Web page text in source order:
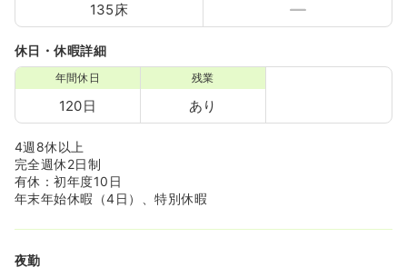
135床
休日・休暇詳細
年間休日
120日
残業
あり
4週8休以上
完全週休2日制
有休：初年度10日
年末年始休暇（4日）、特別休暇
夜勤